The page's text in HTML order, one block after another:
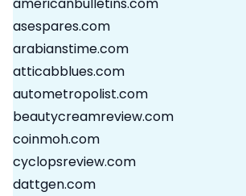
americanbulletins.com
asespares.com
arabianstime.com
atticabblues.com
autometropolist.com
beautycreamreview.com
coinmoh.com
cyclopsreview.com
dattgen.com